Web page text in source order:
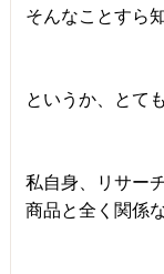
そんなことすら
というか、とて
私自身、リサー
商品と全く関係